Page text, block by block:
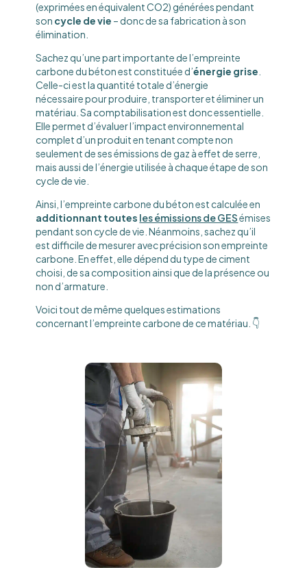
(exprimées en équivalent CO2) générées pendant
son cycle de vie – donc de sa fabrication à son
élimination.
Sachez qu’une part importante de l’empreinte
carbone du béton est constituée d’énergie grise
Celle-ci est la quantité totale d’énergie
nécessaire pour produire, transporter et éliminer un
matériau. Sa comptabilisation est donc essentielle.
Elle permet d’évaluer l’impact environnemental
complet d’un produit en tenant compte non
seulement de ses émissions de gaz à effet de serre,
mais aussi de l’énergie utilisée à chaque étape de son
cycle de vie.
Ainsi, l’empreinte carbone du béton est calculée en
additionnant toutes les émissions de GESémises
pendant son cycle de vie. Néanmoins, sachez qu’il
est difficile de mesurer avec précision son empreinte
carbone. En effet, elle dépend du type de ciment
choisi, de sa composition ainsi que de la présence ou
non d’armature.
Voici tout de même quelques estimations
concernant l’empreinte carbone de ce matériau. 👇